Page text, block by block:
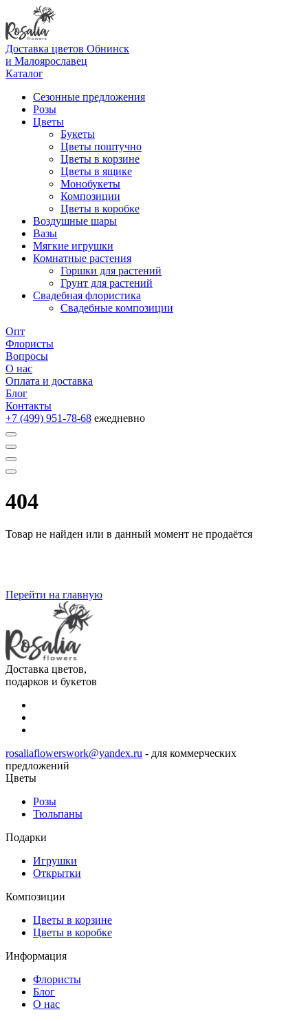
Доставка цветов Обнинск
и Малоярославец
Каталог
Сезонные предложения
Розы
Цветы
Букеты
Цветы поштучно
Цветы в корзине
Цветы в ящике
Монобукеты
Композиции
Цветы в коробке
Воздушные шары
Вазы
Мягкие игрушки
Комнатные растения
Горшки для растений
Грунт для растений
Свадебная флористика
Свадебные композиции
Опт
Флористы
Вопросы
О нас
Оплата и доставка
Блог
Контакты
+7 (499) 951-78-68 ежедневно
404
Товар не найден или в данный момент не продаётся
Перейти на главную
Доставка цветов,
подарков и букетов
rosaliaflowerswork@yandex.ru - для коммерческих
предложений
Цветы
Розы
Тюльпаны
Подарки
Игрушки
Открытки
Композиции
Цветы в корзине
Цветы в коробке
Информация
Флористы
Блог
О нас